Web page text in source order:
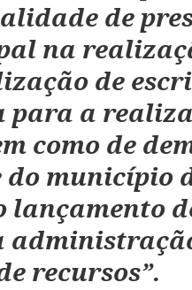
de
na
de
para a
como de
do município
recursos”.